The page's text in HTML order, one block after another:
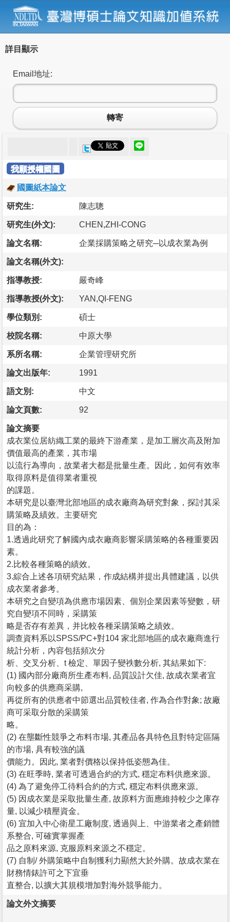
詳目顯示
Email地址:
轉寄
我願授權國圖
國圖紙本論文
研究生: 陳志聰
研究生(外文): CHEN,ZHI-CONG
論文名稱: 企業採購策略之研究─以成衣業為例
論文名稱(外文):
指導教授: 嚴奇峰
指導教授(外文): YAN,QI-FENG
學位類別: 碩士
校院名稱: 中原大學
系所名稱: 企業管理研究所
論文出版年: 1991
語文別: 中文
論文頁數: 92
論文摘要
成衣業位居紡織工業的最終下游產業，是加工層次高及附加
價值最高的產業，其市場
以流行為導向，故業者大都是批量生產。因此，如何有效率
取得原料是值得業者重視
的課題。
本研究是以臺灣北部地區的成衣廠商為研究對象，探討其采
購策略及績效。主要研究
目的為：
1.透過此研究了解國內成衣廠商影響采購策略的各種重要因
素。
2.比較各種策略的績效。
3.綜合上述各項研究結果，作成結構并提出具體建議，以供
成衣業者參考。
本研究之自變項為供應市場因素、個別企業因素等變數，研
究自變項不同時，采購策
略是否存有差異，并比較各種采購策略之績效。
調查資料系以SPSS/PC+對104 家北部地區的成衣廠商進行
統計分析，內容包括頻次分
析、交叉分析、t 檢定、單因子變祑數分析, 其結果如下:
(1) 國內部分廠商所生產布料, 品質設計欠佳, 故成衣業者宜
向較多的供應商采購,
再從所有的供應者中節選出品質較佳者, 作為合作對象; 故廠
商可采取分散的采購策
略。
(2) 在壟斷性競爭之布料市場, 其產品各具特色且對特定區隔
的市場, 具有較強的議
價能力。因此, 業者對價格以保持低姿態為佳。
(3) 在旺季時, 業者可透過合約的方式, 穩定布料供應來源。
(4) 為了避免停工待料合約的方式, 穩定布料供應來源。
(5) 因成衣業是采取批量生產, 故原料方面應維持較少之庫存
量, 以減少積壓資金。
(6) 宜加入中心衛星工廠制度, 透過與上、中游業者之產銷體
系整合, 可確實掌握產
品之原料來源, 克服原料來源之不穩定。
(7) 自制/ 外購策略中自制獲利力顯然大於外購。故成衣業在
財務情錶許可之下宜垂
直整合, 以擴大其規模增加對海外競爭能力。
論文外文摘要